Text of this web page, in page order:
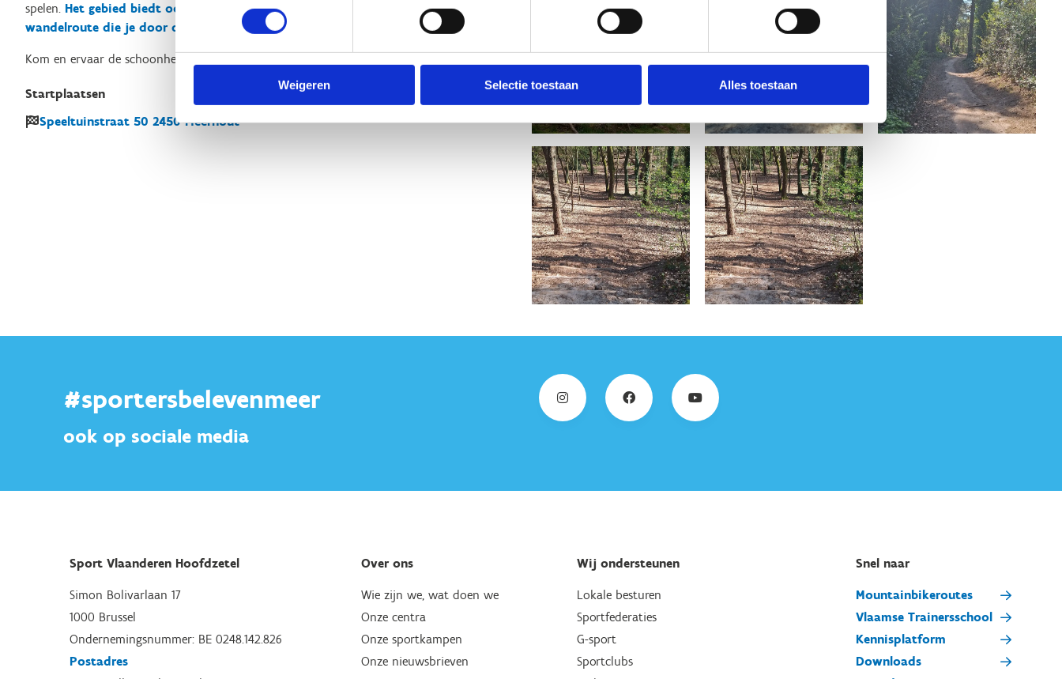
Weigeren Selectie toestaan Alles toestaan
spelen. Het gebied biedt ook een buitenspeeltuin en het Galbergenpad, een mooie
wandelroute die je door de natuurlijke schoonheid van de Kempen leidt
Kom en ervaar de schoonheid van Mol Galbergen terwijl je actief blijft!
Startplaatsen
Speeltuinstraat 50 2450 Meerhout
#sportersbelevenmeer
ook op sociale media
Sport Vlaanderen Hoofdzetel
Simon Bolivarlaan 17
1000 Brussel
Ondernemingsnummer: BE 0248.142.826
Postadres
Over ons
Wie zijn we, wat doen we
Onze centra
Onze sportkampen
Onze nieuwsbrieven
Wij ondersteunen
Lokale besturen
Sportfederaties
G-sport
Sportclubs
Snel naar
Mountainbikeroutes
Vlaamse Trainersschool
Kennisplatform
Downloads